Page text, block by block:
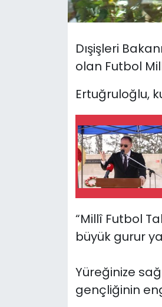
Dışişleri
olan Futbol
Ertuğruloğlu,
“Millî Futbol
büyük gurur
Yüreğinize
gençliğinin
Politika
Teknoloji
Video Galeri
Yazarlar